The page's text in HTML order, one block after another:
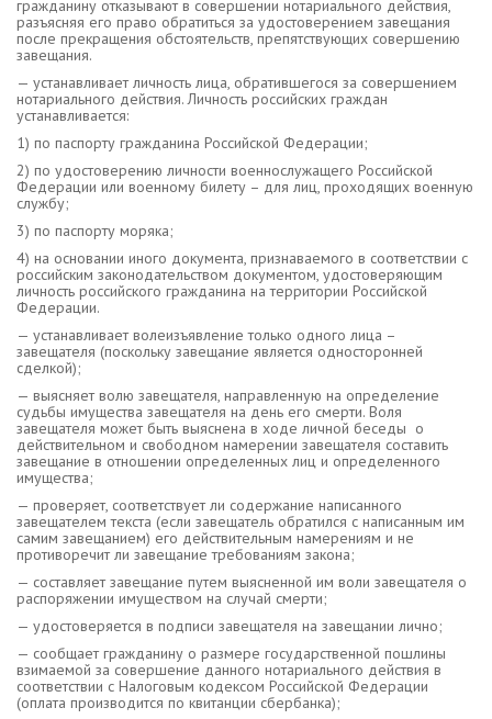
гражданину отказывают в совершении нотариального действия,
разъясняя его право обратиться за удостоверением завещания
после прекращения обстоятельств, препятствующих совершению
завещания.
— устанавливает личность лица, обратившегося за совершением
нотариального действия. Личность российских граждан
устанавливается:
1) по паспорту гражданина Российской Федерации;
2) по удостоверению личности военнослужащего Российской
Федерации или военному билету – для лиц, проходящих военную
службу;
3) по паспорту моряка;
4) на основании иного документа, признаваемого в соответствии с
российским законодательством документом, удостоверяющим
личность российского гражданина на территории Российской
Федерации.
— устанавливает волеизъявление только одного лица –
завещателя (поскольку завещание является односторонней
сделкой);
— выясняет волю завещателя, направленную на определение
судьбы имущества завещателя на день его смерти. Воля
завещателя может быть выяснена в ходе личной беседы о
действительном и свободном намерении завещателя составить
завещание в отношении определенных лиц и определенного
имущества;
— проверяет, соответствует ли содержание написанного
завещателем текста (если завещатель обратился с написанным им
самим завещанием) его действительным намерениям и не
противоречит ли завещание требованиям закона;
— составляет завещание путем выясненной им воли завещателя о
распоряжении имуществом на случай смерти;
— удостоверяется в подписи завещателя на завещании лично;
— сообщает гражданину о размере государственной пошлины
взимаемой за совершение данного нотариального действия в
соответствии с Налоговым кодексом Российской Федерации
(оплата производится по квитанции сбербанка);